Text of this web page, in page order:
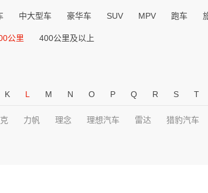
中大型车 豪华车 SUV MPV 跑车
公里 400公里及以上
K L M N O P Q R S T
力帆 理念 理想汽车 雷达 猎豹汽车